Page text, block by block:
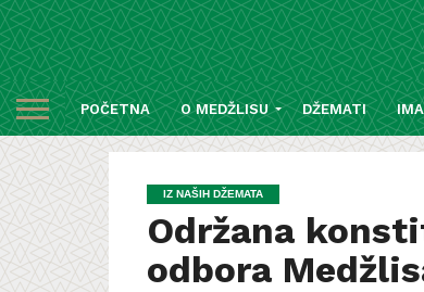
POČETNA O MEDŽLISU DŽEMATI
IZ NAŠIH DŽEMATA
Održana
odbora